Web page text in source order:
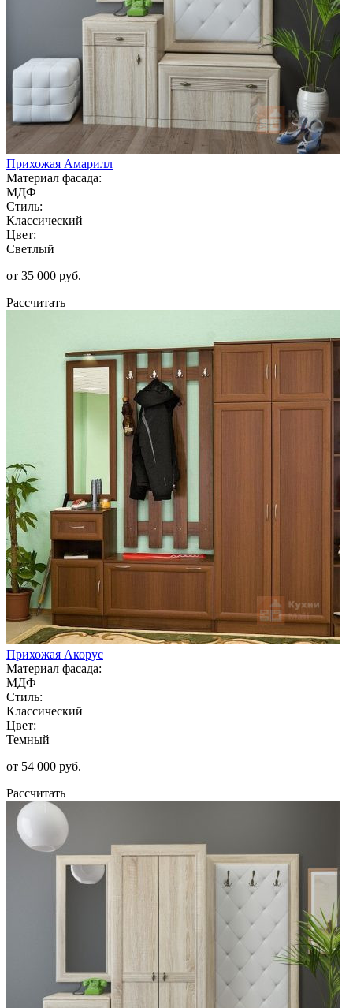
Прихожая Амарилл
Материал фасада:
МДФ
Стиль:
Классический
Цвет:
Светлый
от 35 000 руб.
Рассчитать
Прихожая Акорус
Материал фасада:
МДФ
Стиль:
Классический
Цвет:
Темный
от 54 000 руб.
Рассчитать